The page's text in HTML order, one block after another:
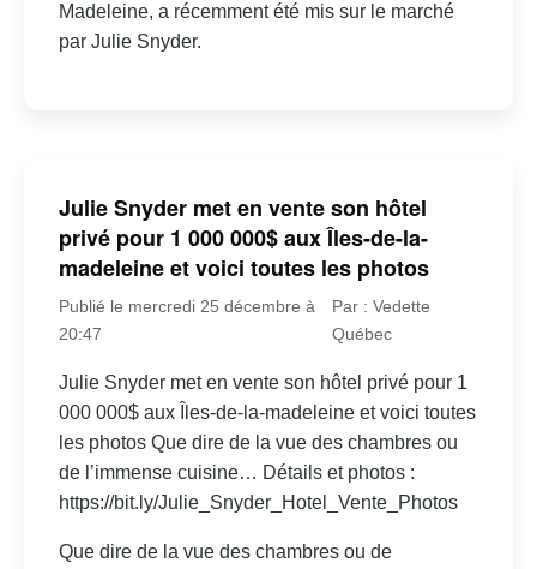
Madeleine, a récemment été mis sur le marché
par Julie Snyder.
Julie Snyder met en vente son hôtel
privé pour 1 000 000$ aux Îles-de-la-
madeleine et voici toutes les photos
Publié le mercredi 25 décembre à
20:47
Par : Vedette
Québec
Julie Snyder met en vente son hôtel privé pour 1
000 000$ aux Îles-de-la-madeleine et voici toutes
les photos Que dire de la vue des chambres ou
de l’immense cuisine… Détails et photos :
https://bit.ly/Julie_Snyder_Hotel_Vente_Photos
Que dire de la vue des chambres ou de